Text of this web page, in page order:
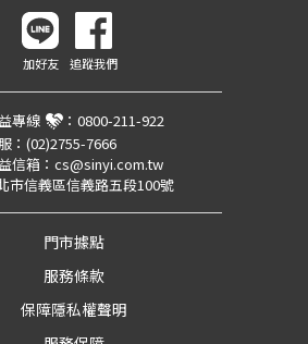
加好友 追蹤我們
專線 ： 0800-211-922
： (02)2755-7666
信箱： cs@sinyi.com.tw
市信義區信義路五段100號
門市據點
服務條款
保障隱私權聲明